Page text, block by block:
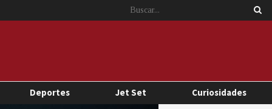
Deportes Jet Set Curiosidades